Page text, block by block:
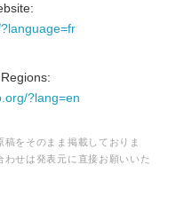
?lang=en
をそのまま掲載しておりま
せは発表元に直接お願いいた